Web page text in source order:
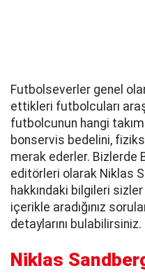
Futbolseverler genel
ettikleri futbolcuları
futbolcunun hangi
bonservis bedelini,
merak ederler. Bizlerde
editörleri olarak Niklas
hakkındaki bilgileri
içerikle aradığınız
detaylarını bulabilirsiniz.
Niklas